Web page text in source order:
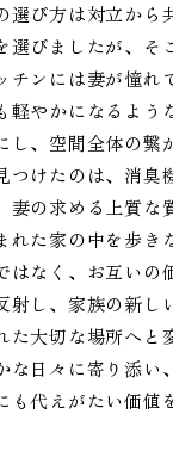
び方は対立から
選びましたが、
チンには妻が憧
軽やかになるよ
し、空間全体の
つけたのは、消
妻の求める上質
れた家の中を歩
はなく、お互い
射し、家族の新
た大切な場所へ
な日々に寄り添
代えがたい価値